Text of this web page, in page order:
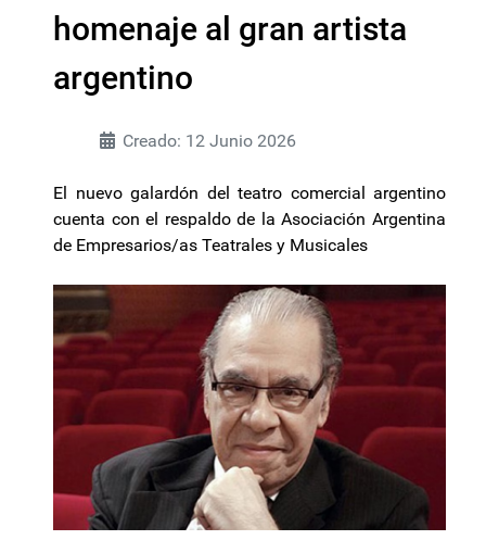
homenaje al gran artista
argentino
Creado: 12 Junio 2026
El nuevo galardón del teatro comercial argentino
cuenta con el respaldo de la Asociación Argentina
de Empresarios/as Teatrales y Musicales